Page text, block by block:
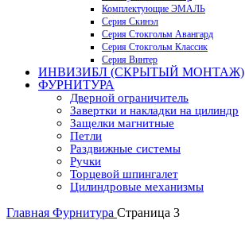
Комплектующие ЭМАЛЬ
Серия Скинэл
Серия Стокгольм Авангард
Серия Стокгольм Классик
Серия Винтер
ИНВИЗИБЛ (СКРЫТЫЙ МОНТАЖ)
ФУРНИТУРА
Дверной ограничитель
Завертки и накладки на цилиндр
Защелки магнитные
Петли
Раздвижные системы
Ручки
Торцевой шпингалет
Цилиндровые механизмы
Главная Фурнитура Страница 3